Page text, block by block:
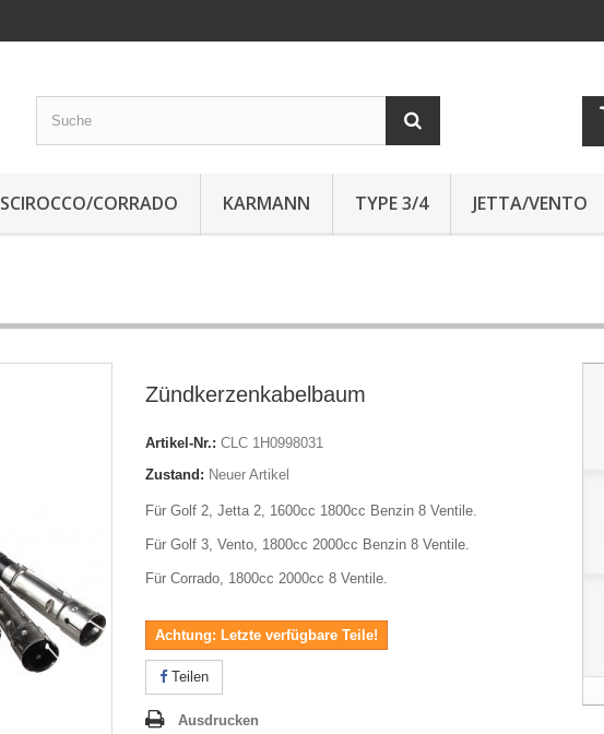
SCIROCCO/CORRADO KARMANN TYPE 3/4 JETTA/VENTO
Zündkerzenkabelbaum
Artikel-Nr.: CLC 1H0998031
Zustand: Neuer Artikel
Für Golf 2, Jetta 2, 1600cc 1800cc Benzin 8 Ventile.
Für Golf 3, Vento, 1800cc 2000cc Benzin 8 Ventile.
Für Corrado, 1800cc 2000cc 8 Ventile.
Achtung: Letzte verfügbare Teile!
Teilen
Ausdrucken